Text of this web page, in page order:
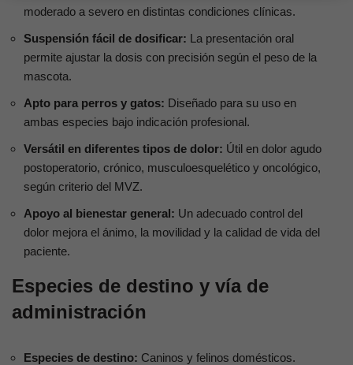
moderado a severo en distintas condiciones clínicas.
Suspensión fácil de dosificar: La presentación oral
permite ajustar la dosis con precisión según el peso de la
mascota.
Apto para perros y gatos: Diseñado para su uso en
ambas especies bajo indicación profesional.
Versátil en diferentes tipos de dolor: Útil en dolor agudo
postoperatorio, crónico, musculoesquelético y oncológico,
según criterio del MVZ.
Apoyo al bienestar general: Un adecuado control del
dolor mejora el ánimo, la movilidad y la calidad de vida del
paciente.
Especies de destino y vía de
administración
Especies de destino: Caninos y felinos domésticos.